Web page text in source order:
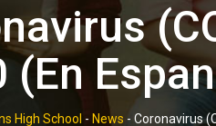
(En
High School - News - Coronavirus